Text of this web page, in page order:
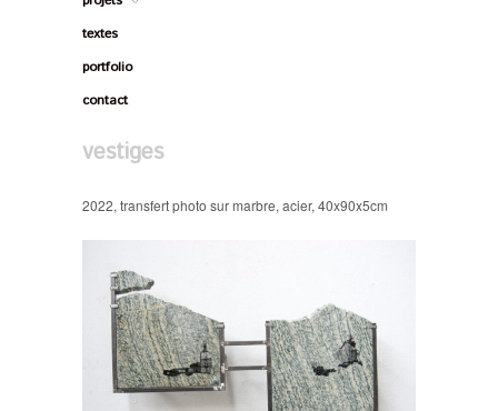
textes
portfolio
contact
vestiges
2022, transfert photo sur marbre, acier, 40x90x5cm